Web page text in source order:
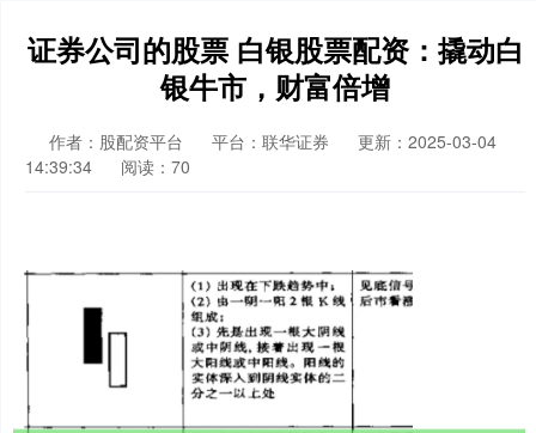
证券公司的股票 白银股票配资：撬动白
银牛市，财富倍增
作者：股配资平台 平台：联华证券
更新：2025-03-04
14:39:34
阅读：70